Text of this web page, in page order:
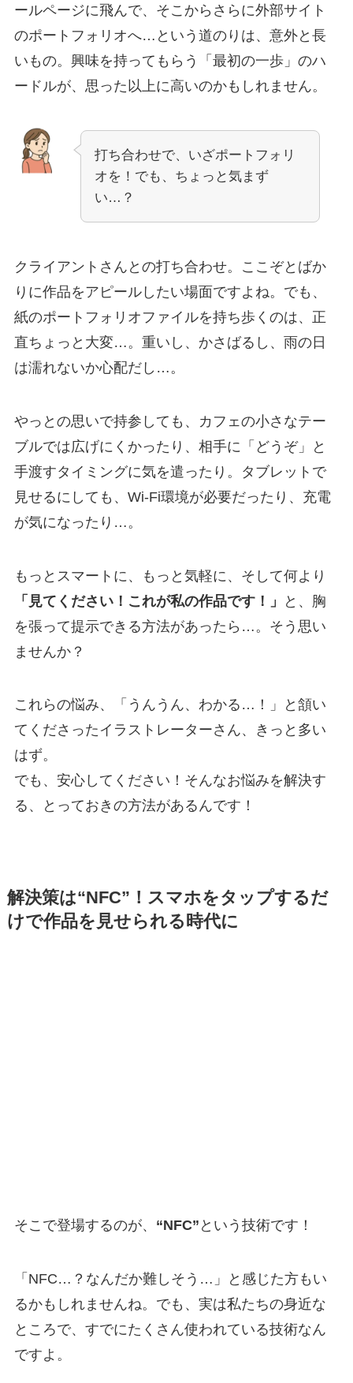
ールページに飛んで、そこからさらに外部サイト
のポートフォリオへ…という道のりは、意外と長
いもの。興味を持ってもらう「最初の一歩」のハ
ードルが、思った以上に高いのかもしれません。
打ち合わせで、いざポートフォリ
オを！でも、ちょっと気まず
い…？
クライアントさんとの打ち合わせ。ここぞとばか
りに作品をアピールしたい場面ですよね。でも、
紙のポートフォリオファイルを持ち歩くのは、正
直ちょっと大変…。重いし、かさばるし、雨の日
は濡れないか心配だし…。
やっとの思いで持参しても、カフェの小さなテー
ブルでは広げにくかったり、相手に「どうぞ」と
手渡すタイミングに気を遣ったり。タブレットで
見せるにしても、Wi-Fi環境が必要だったり、充電
が気になったり…。
もっとスマートに、もっと気軽に、そして何より
「見てください！これが私の作品です！」
と、胸
を張って提示できる方法があったら…。そう思い
ませんか？
これらの悩み、「うんうん、わかる…！」と頷い
てくださったイラストレーターさん、きっと多い
はず。
でも、安心してください！そんなお悩みを解決す
る、とっておきの方法があるんです！
解決策は“NFC”！スマホをタップするだ
けで作品を見せられる時代に
そこで登場するのが、 “NFC” という技術です！
「NFC…？なんだか難しそう…」と感じた方もい
るかもしれませんね。でも、実は私たちの身近な
ところで、すでにたくさん使われている技術なん
ですよ。